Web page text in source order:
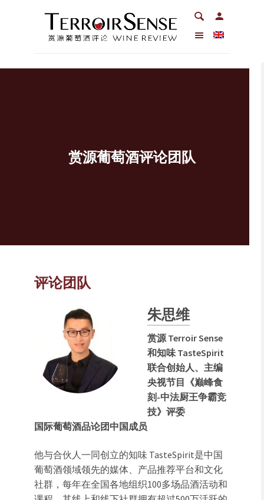
赏源葡萄酒评论团队
评论团队
朱思维
赏源 Terroir Sense
和知味 TasteSpirit
联合创始人、主编
央视节目《巅峰食
刻-中法厨王争霸竞
技》评委
国际葡萄酒品论团中国成员
他与合伙人一同创立的知味 TasteSpirit是中国
葡萄酒领域领先的媒体、产品推荐平台和文化
社群，每年在全国各地组织100多场品酒活动和